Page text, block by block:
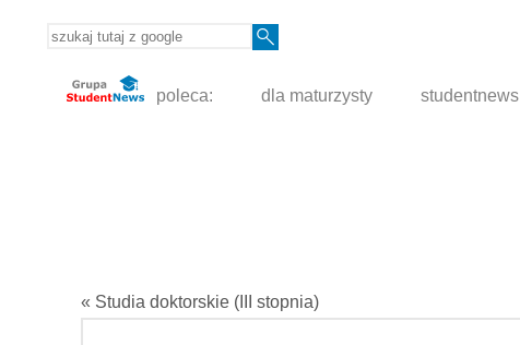
poleca: dla maturzysty studentnews
« Studia doktorskie (III stopnia)